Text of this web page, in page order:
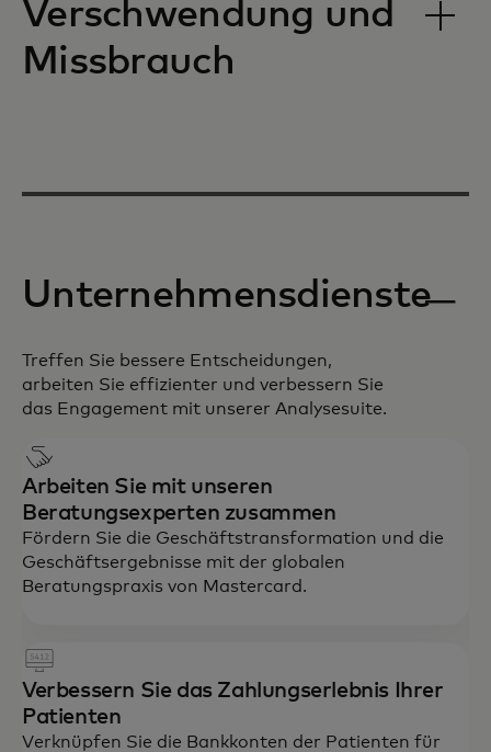
Verschwendung und
Missbrauch
Unternehmensdienste
Treffen Sie bessere Entscheidungen,
arbeiten Sie effizienter und verbessern Sie
das Engagement mit unserer Analysesuite.
Arbeiten Sie mit unseren
Beratungsexperten zusammen
Fördern Sie die Geschäftstransformation und die
Geschäftsergebnisse mit der globalen
Beratungspraxis von Mastercard.
Verbessern Sie das Zahlungserlebnis Ihrer
Patienten
Verknüpfen Sie die Bankkonten der Patienten für